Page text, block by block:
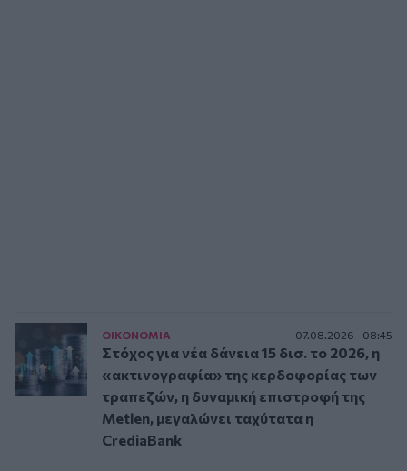
ΟΙΚΟΝΟΜΙΑ 07.08.2026 - 08:45
Στόχος για νέα δάνεια 15 δισ. το 2026, η
«ακτινογραφία» της κερδοφορίας των
τραπεζών, η δυναμική επιστροφή της
Metlen, μεγαλώνει ταχύτατα η
CrediaBank